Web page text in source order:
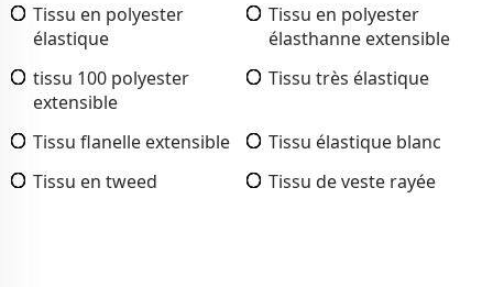
Tissu en polyester
élastique
Tissu en polyester
élasthanne extensible
tissu 100 polyester
extensible
Tissu très élastique
Tissu flanelle extensible
Tissu élastique blanc
Tissu en tweed
Tissu de veste rayée